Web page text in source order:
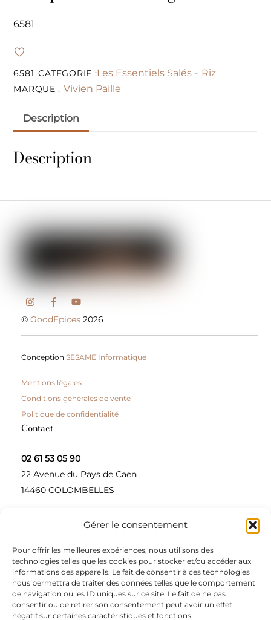
Gérer le consentement
Pour offrir les meilleures expériences, nous utilisons des
technologies telles que les cookies pour stocker et/ou accéder aux
informations des appareils. Le fait de consentir à ces technologies
nous permettra de traiter des données telles que le comportement
de navigation ou les ID uniques sur ce site. Le fait de ne pas
consentir ou de retirer son consentement peut avoir un effet
négatif sur certaines caractéristiques et fonctions.
6581
6581 CATEGORIE :Les Essentiels Salés - Riz
MARQUE : Vivien Paille
Description
Description
©GoodEpices 2026
ConceptionSESAME Informatique
Mentions légales
Conditions générales de vente
Politique de confidentialité
Contact
02 61 53 05 90
22 Avenue du Pays de Caen
14460 COLOMBELLES
Contactez-nous
A propos
Une entreprise à taille humaine, concepteur et
fournisseur de produits alimentaires et d’épices pour
les restaurateurs, dont le siège social est à Colombelles